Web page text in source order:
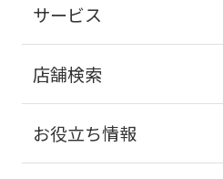
サービス
店舗検索
お役立ち情報